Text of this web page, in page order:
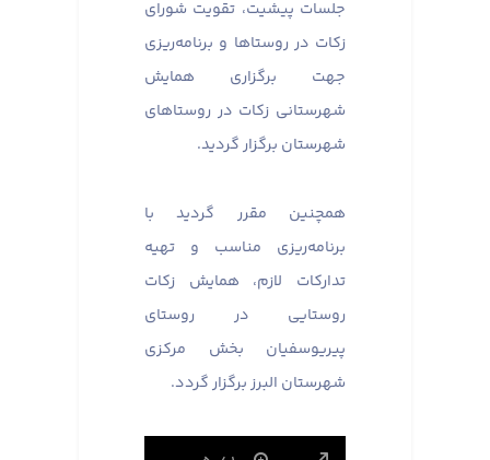
جلسات پیشیت، تقویت شورای
زکات در روستاها و برنامه‌ریزی
جهت برگزاری همایش
شهرستانی زکات در روستاهای
شهرستان برگزار گردید. ​​​​​​​
همچنین مقرر گردید با
برنامه‌ریزی مناسب و تهیه
تدارکات لازم، همایش زکات
روستایی در روستای
پیریوسفیان بخش مرکزی
شهرستان البرز برگزار گردد.